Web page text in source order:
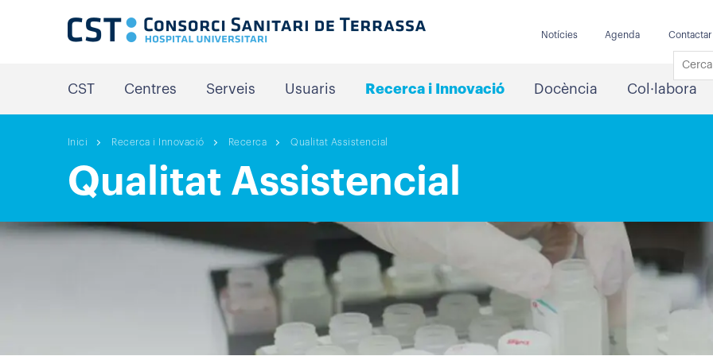
Notícies Agenda Contactar
CST Centres Serveis Usuaris Recerca i Innovació Docència Col·labora
Inici Recerca i Innovació Recerca Qualitat Assistencial
Qualitat Assistencial